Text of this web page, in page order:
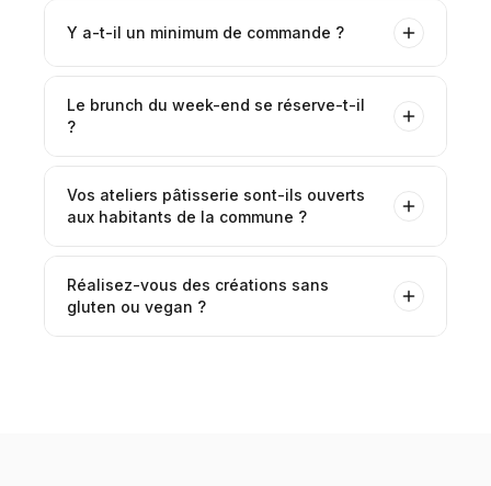
Y a-t-il un minimum de commande ?
Le brunch du week-end se réserve-t-il
?
Vos ateliers pâtisserie sont-ils ouverts
aux habitants de la commune ?
Réalisez-vous des créations sans
gluten ou vegan ?